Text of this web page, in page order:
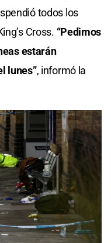
todos los
Cross. “Pedimos
estarán
lunes”, informó la